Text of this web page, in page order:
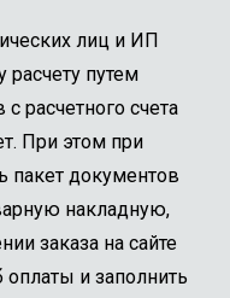
лиц и ИП
расчету путем
расчетного счета
При этом при
пакет документов
накладную,
заказа на сайте
и заполнить